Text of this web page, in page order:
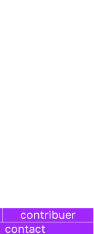
contribuer
contact